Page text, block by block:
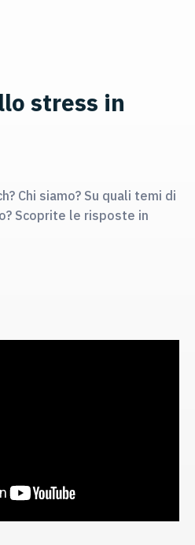
stress in
Chi siamo? Su quali temi di
Scoprite le risposte in